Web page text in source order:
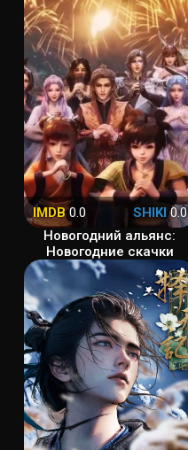
IMDB0.0 SHIKI0.0
Новогодний альянс:
Новогодние скачки